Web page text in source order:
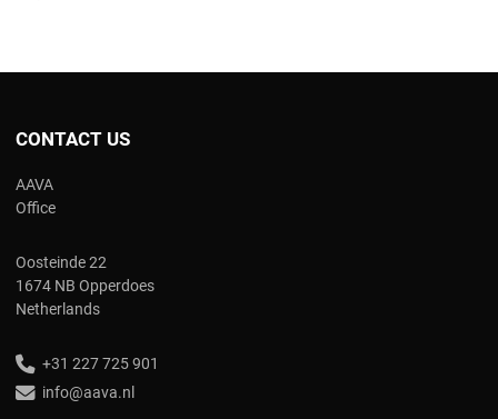
CONTACT US
AAVA
Office
Oosteinde 22
1674 NB Opperdoes
Netherlands
+31 227 725 901
info@aava.nl